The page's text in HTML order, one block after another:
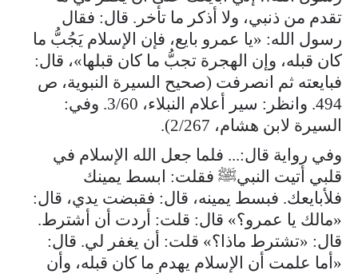
تقدم من ذنبي، ولا أذكر ما تأخر. قال: فقال
رسول الله: «يا عمرو بايع، فإن الإسلام يَجُبُّ ما
كان قبله، وإن الهجرة تجبُّ ما كان قبلها»، قال:
فبايعته ثم انصرفت (صحيح السيرة النبوية، ص
494. وانظر: سير أعلام النبلاء، 3/60. وفي:
السيرة لابن هشام، 2/267).
وفي رواية قال:... فلما جعل الله الإسلام في
قلبي أتيت النبيﷺ فقلت: ابسط يمينك
فلأبايعك. فبسط يمينه، قال: فقبضت يدي، قال:
«مالك يا عمرو؟» قال: قلت: أردت أن أشترط.
قال: «تشترط ماذا؟» قلت: أن يغفر لي. قال:
«أما علمت أن الإسلام يهدم ما كان قبله، وأن